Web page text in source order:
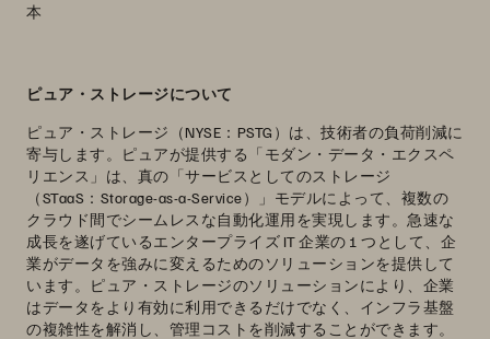
本
ピュア・ストレージについて
ピュア・ストレージ（NYSE：PSTG）は、技術者の負荷削減に
寄与します。ピュアが提供する「モダン・データ・エクスペ
リエンス」は、真の「サービスとしてのストレージ
（STaaS：Storage-as-a-Service）」モデルによって、複数の
クラウド間でシームレスな自動化運用を実現します。急速な
成長を遂げているエンタープライズ IT 企業の 1 つとして、企
業がデータを強みに変えるためのソリューションを提供して
います。ピュア・ストレージのソリューションにより、企業
はデータをより有効に利用できるだけでなく、インフラ基盤
の複雑性を解消し、管理コストを削減することができます。